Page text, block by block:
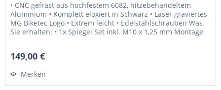
• CNC gefräst aus hochfestem 6082, hitzebehandeltem
Aluminium • Komplett eloxiert in Schwarz • Laser graviertes
MG Biketec Logo • Extrem leicht • Edelstahlschrauben Was
Sie erhalten: • 1x Spiegel Set inkl. M10 x 1,25 mm Montage
149,00 €
Merken